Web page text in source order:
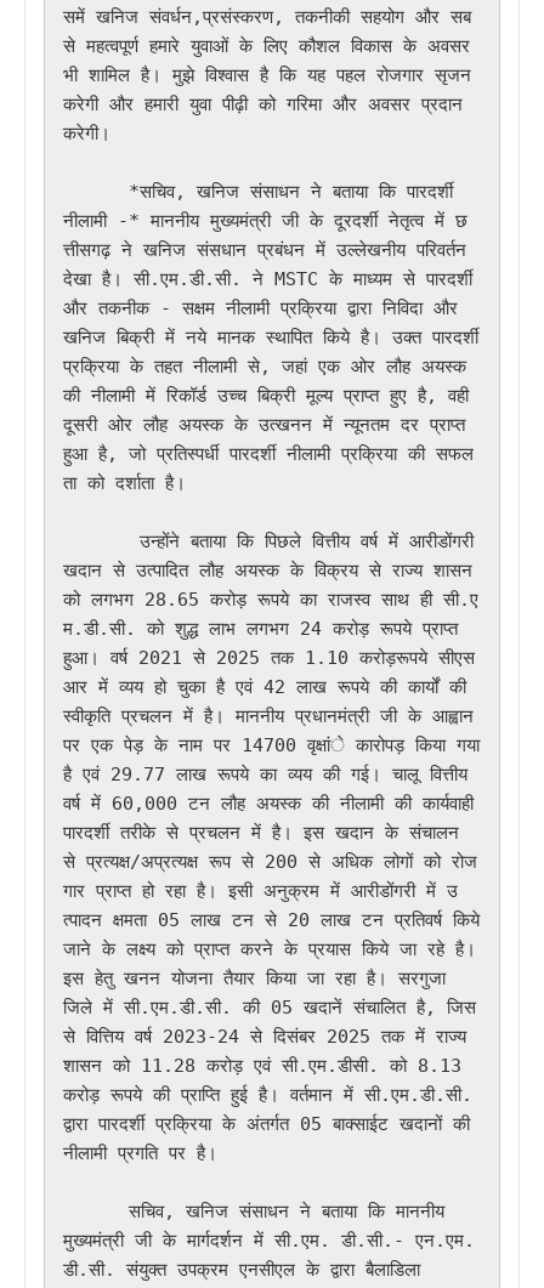
समें खनिज संवर्धन,प्रसंस्करण, तकनीकी सहयोग और सब
से महत्वपूर्ण हमारे युवाओं के लिए कौशल विकास के अवसर
भी शामिल है। मुझे विश्वास है कि यह पहल रोजगार सृजन
करेगी और हमारी युवा पीढ़ी को गरिमा और अवसर प्रदान
करेगी।
नीलामी -* माननीय मुख्यमंत्री जी के दूरदर्शी नेतृत्व में छ
त्तीसगढ़ ने खनिज संसधान प्रबंधन में उल्लेखनीय परिवर्तन
देखा है। सी.एम.डी.सी. ने MSTC के माध्यम से पारदर्शी
और तकनीक - सक्षम नीलामी प्रक्रिया द्वारा निविदा और
खनिज बिक्री में नये मानक स्थापित किये है। उक्त पारदर्शी
प्रक्रिया के तहत नीलामी से, जहां एक ओर लौह अयस्क
की नीलामी में रिकॉर्ड उच्च बिक्री मूल्य प्राप्त हुए है, वही
दूसरी ओर लौह अयस्क के उत्खनन में न्यूनतम दर प्राप्त
हुआ है, जो प्रतिस्पर्धी पारदर्शी नीलामी प्रक्रिया की सफल
ता को दर्शाता है।
       उन्होंने बताया कि पिछले वित्तीय वर्ष में आरीडोंगरी
खदान से उत्पादित लौह अयस्क के विक्रय से राज्य शासन
को लगभग 28.65 करोड़ रूपये का राजस्व साथ ही सी.ए
म.डी.सी. को शुद्ध लाभ लगभग 24 करोड़ रूपये प्राप्त
हुआ। वर्ष 2021 से 2025 तक 1.10 करोड़रूपये सीएस
आर में व्यय हो चुका है एवं 42 लाख रूपये की कार्यों की
स्वीकृति प्रचलन में है। माननीय प्रधानमंत्री जी के आह्वान
पर एक पेड़ के नाम पर 14700 वृक्षांे कारोपड़ किया गया
है एवं 29.77 लाख रूपये का व्यय की गई। चालू वित्तीय
वर्ष में 60,000 टन लौह अयस्क की नीलामी की कार्यवाही
पारदर्शी तरीके से प्रचलन में है। इस खदान के संचालन
से प्रत्यक्ष/अप्रत्यक्ष रूप से 200 से अधिक लोगों को रोज
गार प्राप्त हो रहा है। इसी अनुक्रम में आरीडोंगरी में उ
त्पादन क्षमता 05 लाख टन से 20 लाख टन प्रतिवर्ष किये
जाने के लक्ष्य को प्राप्त करने के प्रयास किये जा रहे है।
इस हेतु खनन योजना तैयार किया जा रहा है। सरगुजा
जिले में सी.एम.डी.सी. की 05 खदानें संचालित है, जिस
से वित्तिय वर्ष 2023-24 से दिसंबर 2025 तक में राज्य
शासन को 11.28 करोड़ एवं सी.एम.डीसी. को 8.13
करोड़ रूपये की प्राप्ति हुई है। वर्तमान में सी.एम.डी.सी.
द्वारा पारदर्शी प्रक्रिया के अंतर्गत 05 बाक्साईट खदानों की
नीलामी प्रगति पर है।
      सचिव, खनिज संसाधन ने बताया कि माननीय
मुख्यमंत्री जी के मार्गदर्शन में सी.एम. डी.सी.- एन.एम.
डी.सी. संयुक्त उपक्रम एनसीएल के द्वारा बैलाडिला